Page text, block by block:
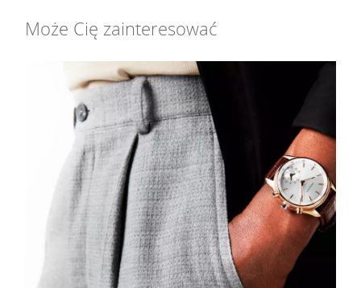
Może Cię zainteresować